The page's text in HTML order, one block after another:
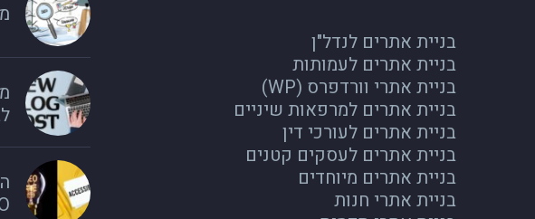
בניית אתרים לנדל"ן
בניית אתרים לעמותות
בניית אתרי וורדפרס (WP)
בניית אתרים למרפאות שיניים
בניית אתרים לעורכי דין
בניית אתרים לעסקים קטנים
בניית אתרים מיוחדים
בניית אתרי חנות